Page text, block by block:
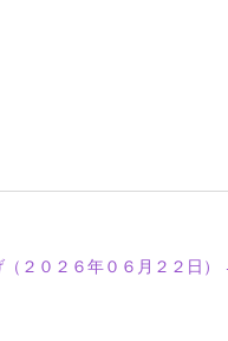
２０２６年０６月２２日）